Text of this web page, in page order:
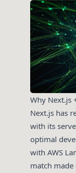
Why Next.js
Next.js has
with its
optimal
with AWS
match made